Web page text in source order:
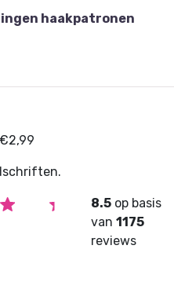
haakpatronen
8.5 op basis
van1175
reviews